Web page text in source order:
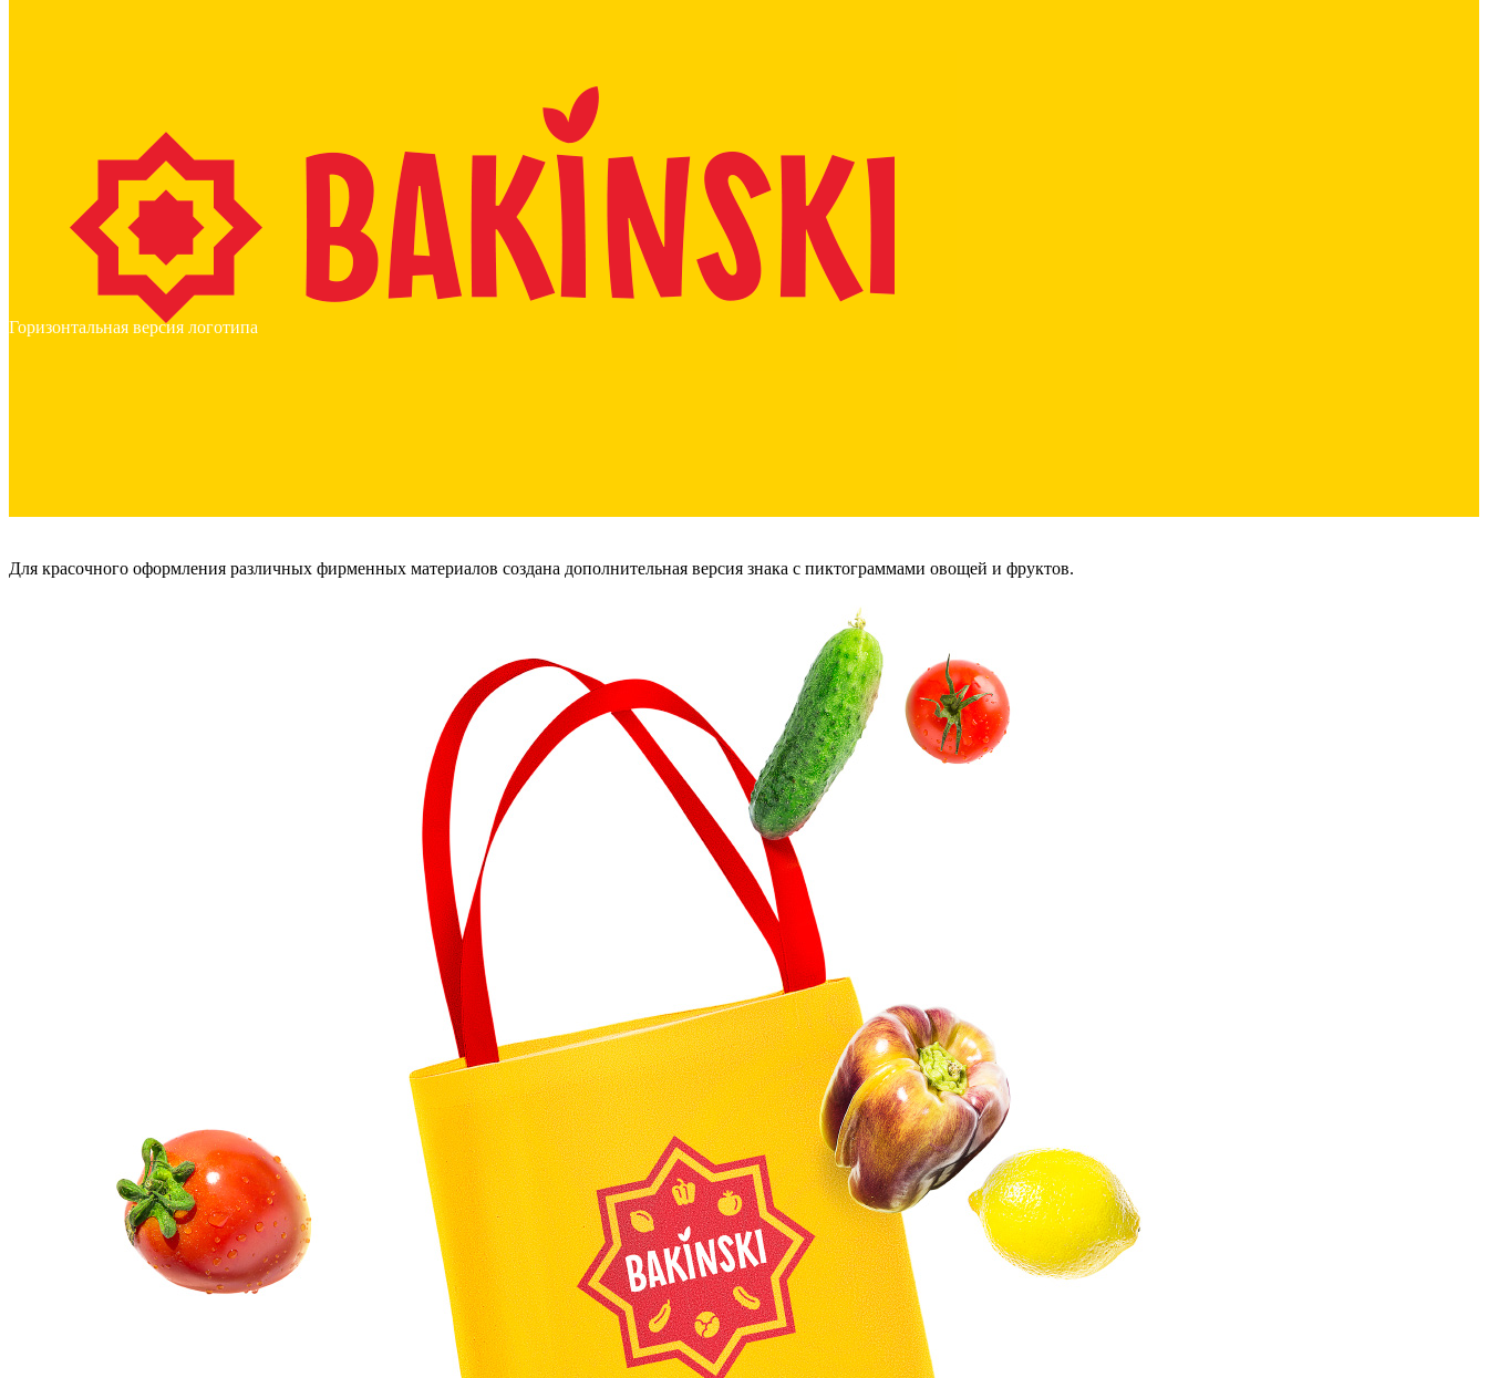
Горизонтальная версия логотипа
Для красочного оформления различных фирменных материалов создана дополнительная версия знака с пиктограммами овощей и фруктов.